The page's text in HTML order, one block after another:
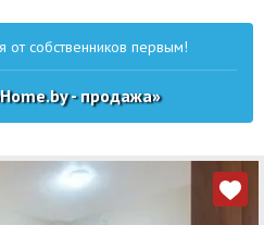
собственников первым!
- продажа»